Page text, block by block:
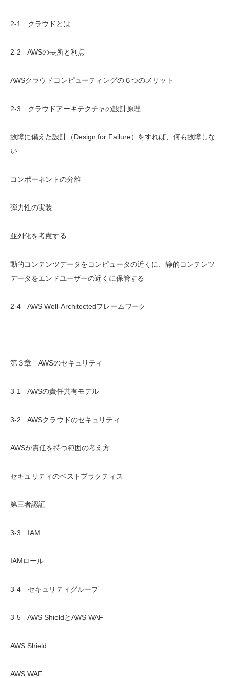
2-1 クラウドとは
2-2 AWSの長所と利点
AWSクラウドコンピューティングの６つのメリット
2-3 クラウドアーキテクチャの設計原理
故障に備えた設計（Design for Failure）をすれば、何も故障しな
い
コンポーネントの分離
弾力性の実装
並列化を考慮する
動的コンテンツデータをコンピュータの近くに、静的コンテンツ
データをエンドユーザーの近くに保管する
2-4 AWS Well-Architectedフレームワーク
第３章 AWSのセキュリティ
3-1 AWSの責任共有モデル
3-2 AWSクラウドのセキュリティ
AWSが責任を持つ範囲の考え方
セキュリティのベストプラクティス
第三者認証
3-3 IAM
IAMロール
3-4 セキュリティグループ
3-5 AWS ShieldとAWS WAF
AWS Shield
AWS WAF